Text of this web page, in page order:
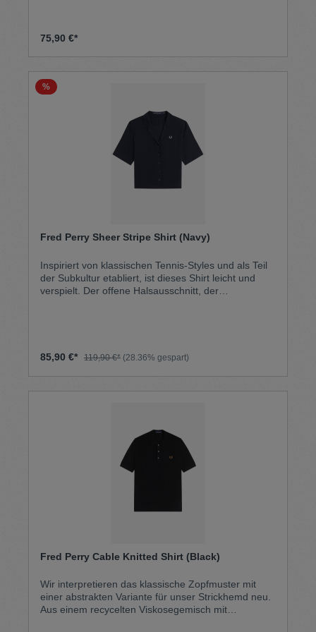
75,90 €*
%
Fred Perry Sheer Stripe Shirt (Navy)
Inspiriert von klassischen Tennis-Styles und als Teil
der Subkultur etabliert, ist dieses Shirt leicht und
verspielt. Der offene Halsausschnitt, der
geeignet
85,90 €* 119,90 €* (28.36% gespart)
Fred Perry Cable Knitted Shirt (Black)
Wir interpretieren das klassische Zopfmuster mit
einer abstrakten Variante für unser Strickhemd neu.
Aus einem recycelten Viskosegemisch mit